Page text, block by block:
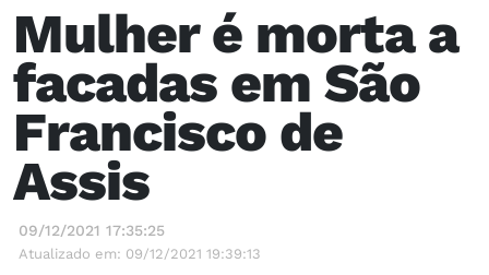
Mulher é morta a
facadas em São
Francisco de
Assis
09/12/2021 17:35:25
Atualizado em: 09/12/2021 19:39:13